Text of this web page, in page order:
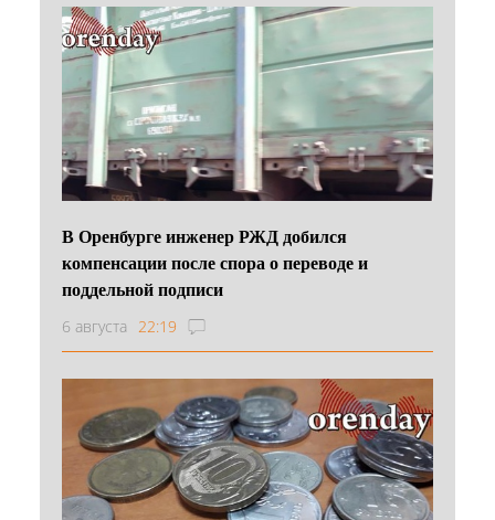
В Оренбурге инженер РЖД добился
компенсации после спора о переводе и
поддельной подписи
6 августа 22:19